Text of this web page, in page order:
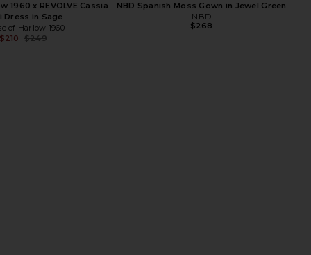
1960 x REVOLVE Cassia
Dress in Sage
of Harlow 1960
$210
$249
NBD Spanish Moss Gown in Jewel Green
NBD
$268